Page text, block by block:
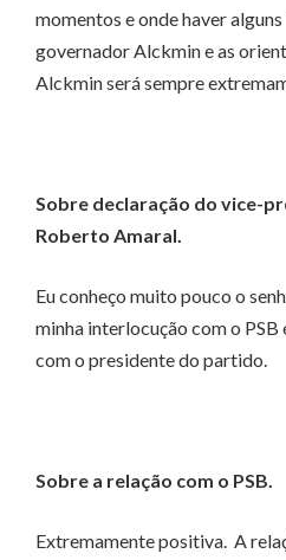
momentos e onde haver
governador Alckmin e as
Alckmin será sempre
Sobre declaração do vice-
Roberto Amaral.
Eu conheço muito pouco o
minha interlocução com o
com o presidente do partido.
Sobre a relação com o PSB.
Extremamente positiva. A